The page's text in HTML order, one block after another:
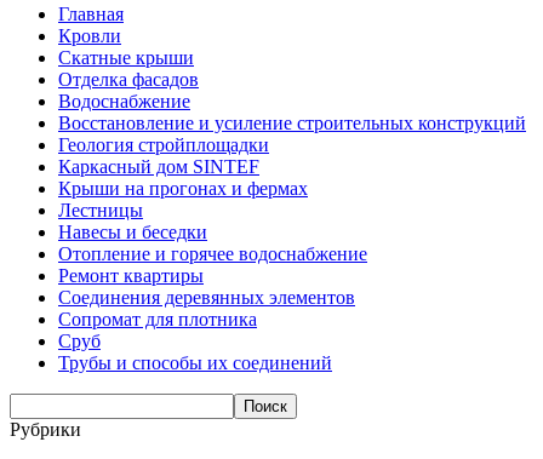
Главная
Кровли
Скатные крыши
Отделка фасадов
Водоснабжение
Восстановление и усиление строительных конструкций
Геология стройплощадки
Каркасный дом SINTEF
Крыши на прогонах и фермах
Лестницы
Навесы и беседки
Отопление и горячее водоснабжение
Ремонт квартиры
Соединения деревянных элементов
Сопромат для плотника
Сруб
Трубы и способы их соединений
Рубрики